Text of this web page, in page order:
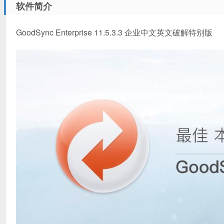
软件简介
GoodSync Enterprise 11.5.3.3 企业中文英文破解特别版